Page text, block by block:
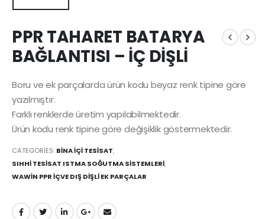
PPR TAHARET BATARYA
BAĞLANTISI – İÇ DİŞLİ
Boru ve ek parçalarda ürün kodu beyaz renk tipine göre
yazılmıştır.
Farklı renklerde üretim yapılabilmektedir.
Ürün kodu renk tipine göre değişiklik göstermektedir.
CATEGORIES: BİNA İÇİ TESİSAT,
SIHHİ TESİSAT ISTMA SOĞUTMA SİSTEMLERİ,
WAWİN PPR İÇVE DIŞ DİŞLİ EK PARÇALAR